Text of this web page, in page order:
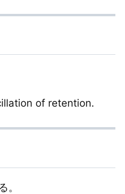
of retention.
。